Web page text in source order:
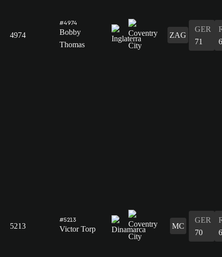
4974
#4974
Bobby
Thomas
ZAG
GER
71
5213
#5213
Victor Torp MC
GER
70